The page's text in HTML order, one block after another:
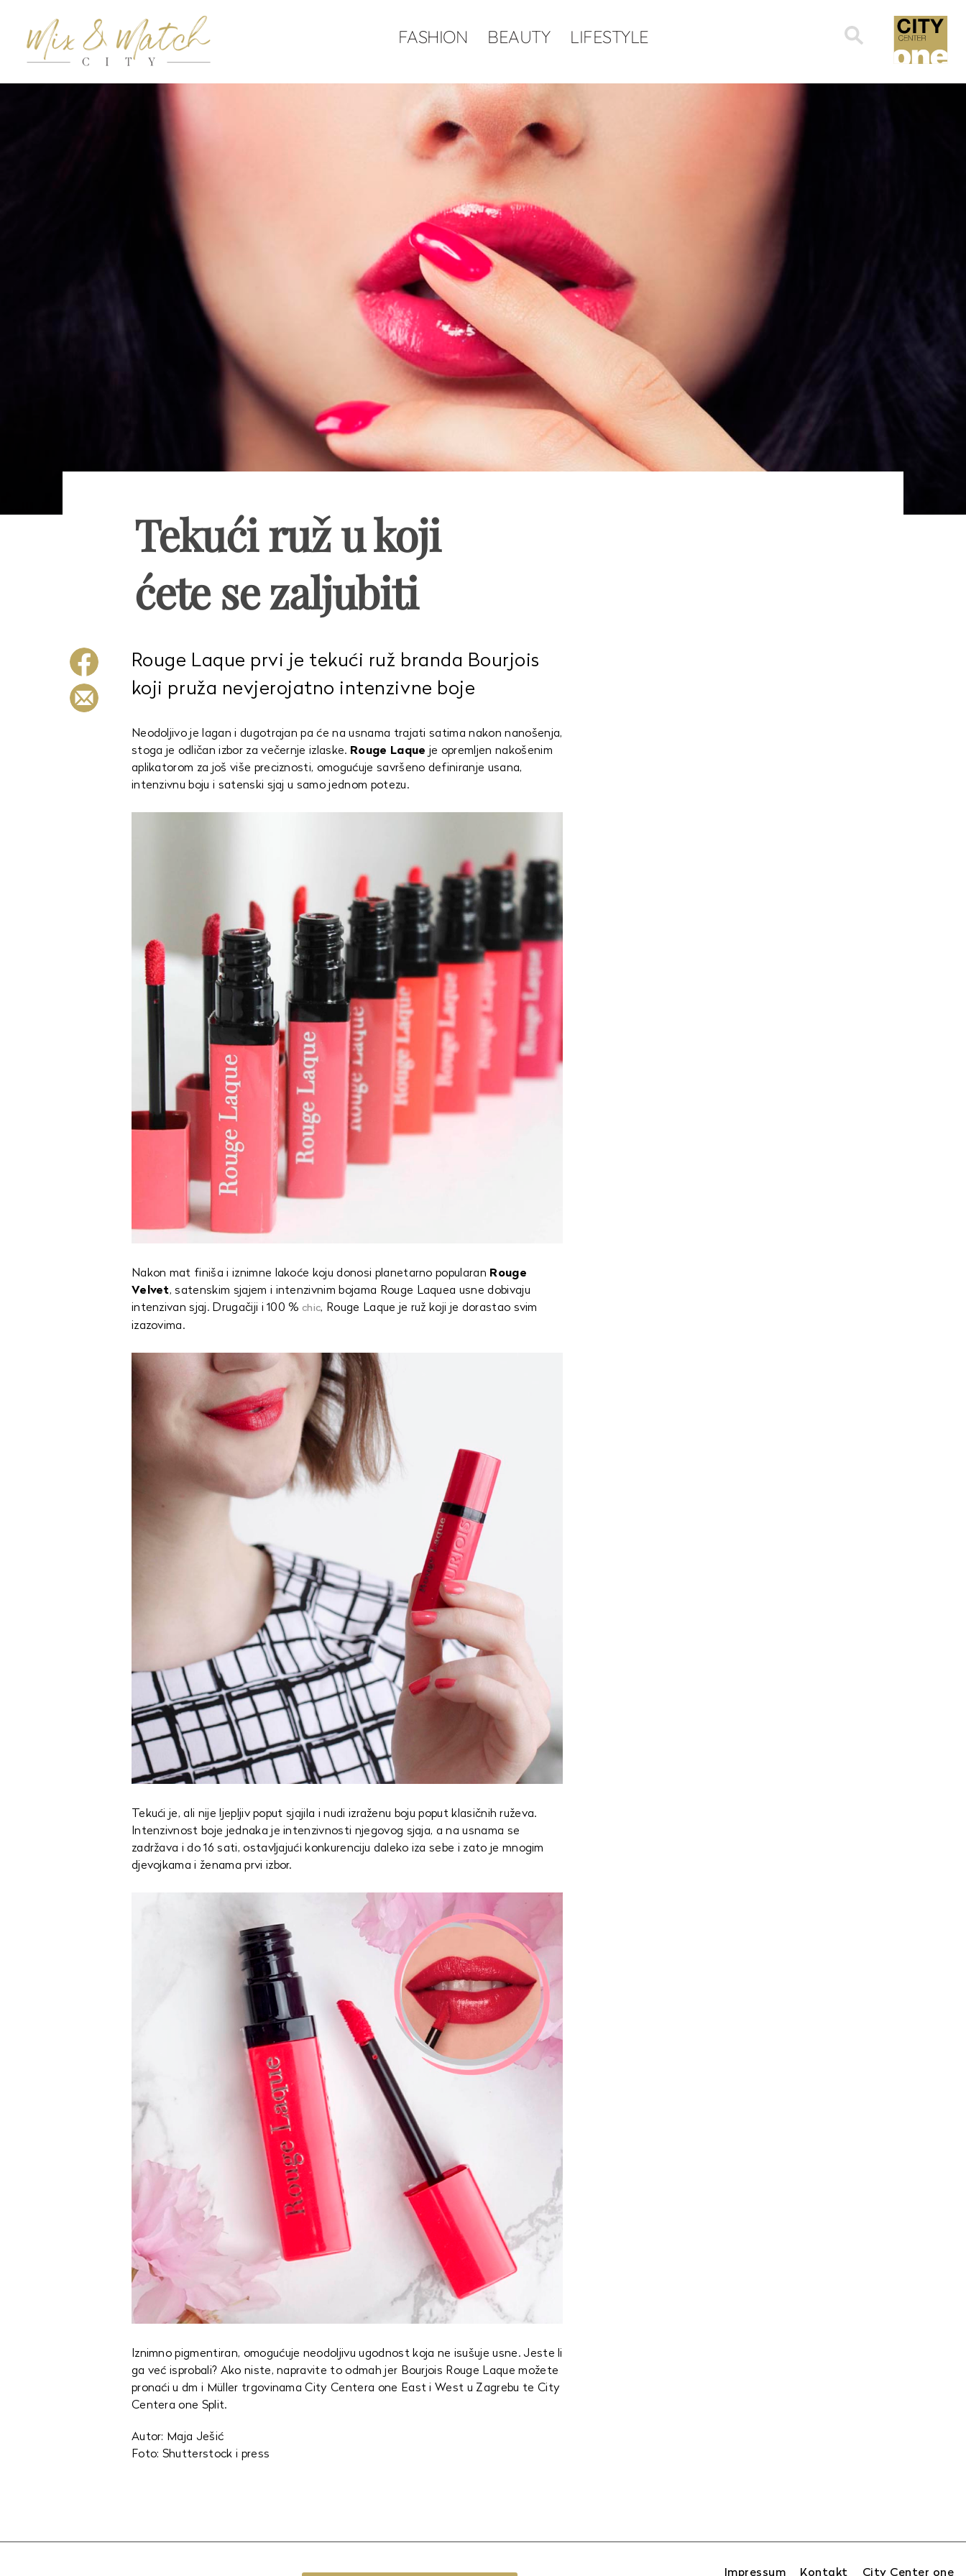
Search
for:
FASHION BEAUTY LIFESTYLE
Tekući ruž u koji
ćete se zaljubiti
Rouge Laque prvi je tekući ruž branda Bourjois
koji pruža nevjerojatno intenzivne boje
Neodoljivo je lagan i dugotrajan pa će na usnama trajati satima nakon nanošenja,
stoga je odličan izbor za večernje izlaske. Rouge Laque je opremljen nakošenim
aplikatorom za još više preciznosti, omogućuje savršeno definiranje usana,
intenzivnu boju i satenski sjaj u samo jednom potezu.
Nakon mat finiša i iznimne lakoće koju donosi planetarno popularan Rouge
Velvet, satenskim sjajem i intenzivnim bojama Rouge Laquea usne dobivaju
intenzivan sjaj. Drugačiji i 100 %chic, Rouge Laque je ruž koji je dorastao svim
izazovima.
Tekući je, ali nije ljepljiv poput sjajila i nudi izraženu boju poput klasičnih ruževa.
Intenzivnost boje jednaka je intenzivnosti njegovog sjaja, a na usnama se
zadržava i do 16 sati, ostavljajući konkurenciju daleko iza sebe i zato je mnogim
djevojkama i ženama prvi izbor.
Iznimno pigmentiran, omogućuje neodoljivu ugodnost koja ne isušuje usne. Jeste li
ga već isprobali? Ako niste, napravite to odmah jer Bourjois Rouge Laque možete
pronaći u dm i Müller trgovinama City Centera one East i West u Zagrebu te City
Centera one Split.
Autor: Maja Ješić
Foto: Shutterstock i press
Impressum Kontakt City Center one